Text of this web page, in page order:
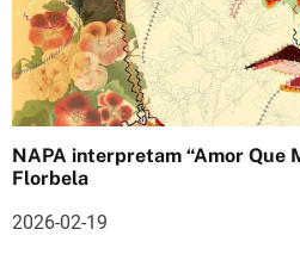
NAPA interpretam “Amor Que
Florbela
2026-02-19